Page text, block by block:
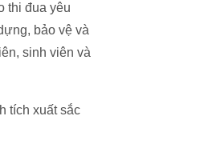
thi đua yêu
bảo vệ và
sinh viên và
tích xuất sắc